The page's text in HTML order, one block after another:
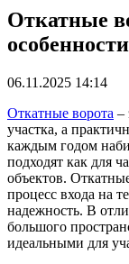
Откатные
06.11.2025 14:14
Откатные ворота –
участка, а
каждым годом
подходят как для
объектов.
процесс входа на
надежность. В
большого
идеальными для